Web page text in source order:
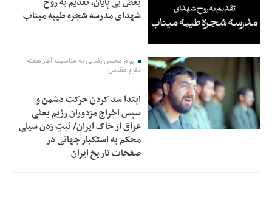
شهدای مدرسه شجره طیبه میناب
پیام محسن رضایی به مناسبت آغاز هفته
دفاع مقدس
ابتدا سد کردن حرکت دشمن و
سپس اخراج مزدوران رژیم بعثی
عراق از خاک ایران/ ثبتِ زدن سیلی
محکم به استکبار جهانی در
صفحات تاریخ ایران